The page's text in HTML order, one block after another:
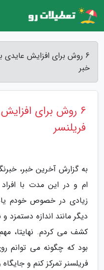
6 روش برای افزایش
خبر
6 روش برای
فریلنسر
به گزارش آخرین خبر،
ام و در این مدت با
زیادی در خصوص خودم
دیگر مانند اندازه دستمزد
کشف می کردم. نهایتا،
بود که چگونه می توانم
فریلسنر تمرکز کنم و